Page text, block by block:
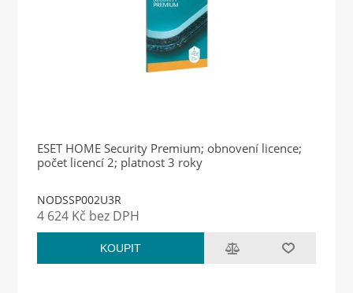
ESET HOME Security Premium; obnovení licence;
počet licencí 2; platnost 3 roky
NODSSP002U3R
4 624 Kč bez DPH
KOUPIT